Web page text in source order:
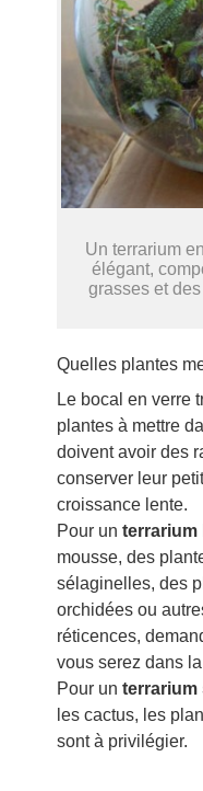
Un terrarium
élégant,
grasses et
Quelles plantes
Le bocal en verre
plantes à mettre
doivent avoir des
conserver leur
croissance lente.
Pour un terrarium
mousse, des
sélaginelles, des
orchidées ou
réticences,
vous serez dans
Pour un terrarium
les cactus, les
sont à privilégier.